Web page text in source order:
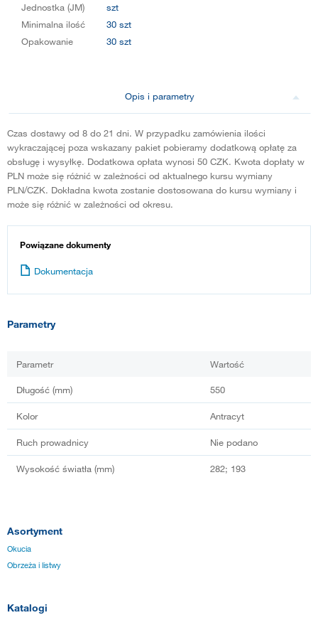
Jednostka (JM)
szt
Minimalna ilość
30 szt
Opakowanie
30 szt
Opis i parametry
Czas dostawy od 8 do 21 dni. W przypadku zamówienia ilości
wykraczającej poza wskazany pakiet pobieramy dodatkową opłatę za
obsługę i wysyłkę. Dodatkowa opłata wynosi 50 CZK. Kwota dopłaty w
PLN może się różnić w zależności od aktualnego kursu wymiany
PLN/CZK. Dokładna kwota zostanie dostosowana do kursu wymiany i
może się różnić w zależności od okresu.
Powiązane dokumenty
Dokumentacja
Parametry
Parametr Wartość
Długość (mm) 550
Kolor Antracyt
Ruch prowadnicy Nie podano
Wysokość światła (mm) 282; 193
Asortyment
Okucia
Obrzeża i listwy
Katalogi